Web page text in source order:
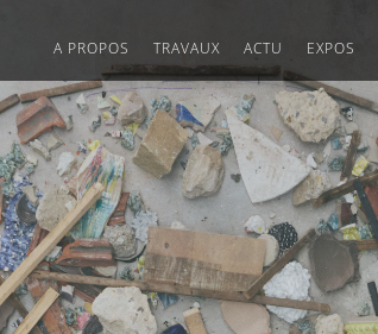
A PROPOS
TRAVAUX ACTU EXPOS